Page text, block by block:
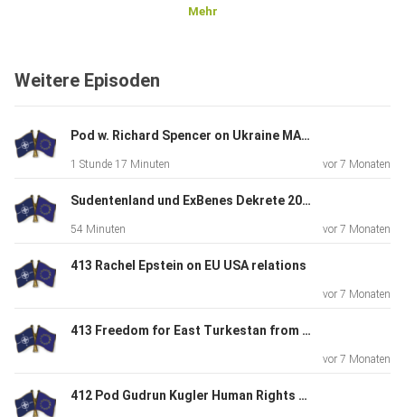
Mehr
Weitere Episoden
Pod w. Richard Spencer on Ukraine MAGA NATO West
1 Stunde 17 Minuten vor 7 Monaten
Sudentenland und ExBenes Dekrete 2026
54 Minuten vor 7 Monaten
413 Rachel Epstein on EU USA relations
vor 7 Monaten
413 Freedom for East Turkestan from soon ExChina
vor 7 Monaten
412 Pod Gudrun Kugler Human Rights Day